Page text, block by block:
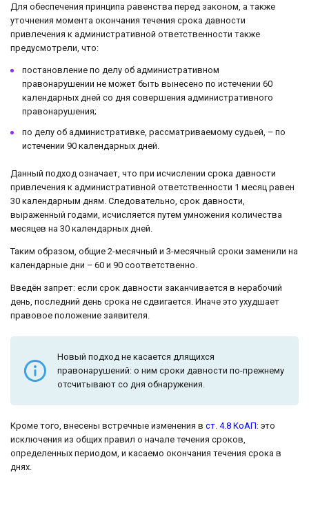
Для обеспечения принципа равенства перед законом, а также
уточнения момента окончания течения срока давности
привлечения к административной ответственности также
предусмотрели, что:
постановление по делу об административном
правонарушении не может быть вынесено по истечении 60
календарных дней со дня совершения административного
правонарушения;
по делу об административке, рассматриваемому судьей, – по
истечении 90 календарных дней.
Данный подход означает, что при исчислении срока давности
привлечения к административной ответственности 1 месяц равен
30 календарным дням. Следовательно, срок давности,
выраженный годами, исчисляется путем умножения количества
месяцев на 30 календарных дней.
Таким образом, общие 2-месячный и 3-месячный сроки заменили на
календарные дни – 60 и 90 соответственно.
Введён запрет: если срок давности заканчивается в нерабочий
день, последний день срока не сдвигается. Иначе это ухудшает
правовое положение заявителя.
Новый подход не касается длящихся
правонарушений: о ним сроки давности по-прежнему
отсчитывают со дня обнаружения.
Кроме того, внесены встречные изменения в ст. 4.8 КоАП: это
исключения из общих правил о начале течения сроков,
определенных периодом, и касаемо окончания течения срока в
днях.